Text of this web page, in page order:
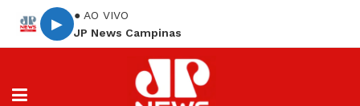
▶
● AO VIVO
JP News Campinas